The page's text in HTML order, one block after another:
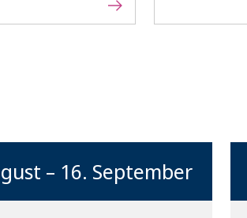
– 16. September